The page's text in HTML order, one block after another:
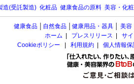
造(受託製造) 化粧品 健康食品の原料 美容・化
健康食品 自然食品 健康用品・器具 美容
ホーム
プレスリリース
サ
Cookieポリシー
利用規約 個人情報